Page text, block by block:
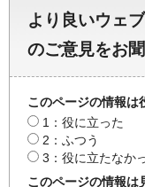
より良いウェ
のご意見をお
このページの情報は
1：役に立った
2：ふつう
3：役に立たなか
このページの情報は